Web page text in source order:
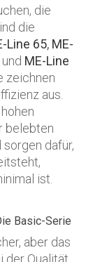
die
die
Line 65, ME-
und ME-Line
zeichnen
aus.
belebten
dafür,
ist.
Basic-Serie
aber das
der Qualität